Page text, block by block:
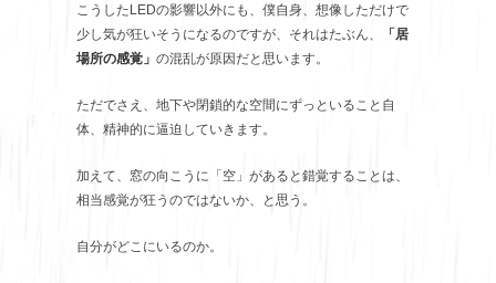
こうしたLEDの影響以外にも、僕自身、想像しただけで
少し気が狂いそうになるのですが、それはたぶん、
「居
場所の感覚」 の混乱が原因だと思います。
ただでさえ、地下や閉鎖的な空間にずっといること自
体、精神的に逼迫していきます。
加えて、窓の向こうに「空」があると錯覚することは、
相当感覚が狂うのではないか、と思う。
自分がどこにいるのか。